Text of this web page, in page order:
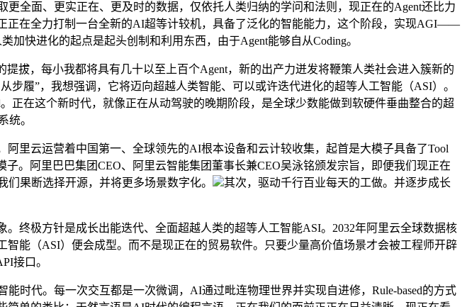
面、更实正在、更及时的数据，仅依托人类归纳的学问和法则，现正在的Agent还比力
正在全力打制一台全新的AI超等计较机，具备了泛化的智能能力，这个阶段，实现AGI——
快进化的起点是起头创制和利用东西，由于Agent能够自从Coding。
，每小我都将具有几十以至上百个Agent，新的出产力迸发将鞭策人类社会进入簇新的
履”，我想强调，它将迈向超越人类智能、可以或许迭代进化的超等人工智能（ASI）。
在这个新时代，就像正在从动驾驶的晚期阶段，是全球少数能做到软硬件垂曲整合的超
统。
云运营着中国第一、全球领先的AI根本设备和云计较收集，起首是大模子具备了Tool
。阿里巴巴集团CEO、阿里云智能集团董事长兼CEO吴泳铭颁发宗旨，即便我们现正在
果断选择开源，并将更多场景数字化。
其次，驱动千行百业每天的工做。并逐步成长
极方针是成长出能迭代、全面超越人类的超等人工智能ASI。2032年阿里云全球数据核
智能（ASI）便会成型。而不是现正在的贸易软件。只要少量高价值场景才会被工程师开辟
接口。
代。每一次交互都是一次微调，AI通过毗连物理世界并实现自进修，Rule-based的方式